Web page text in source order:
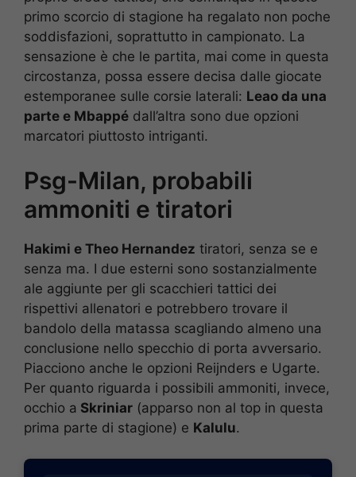
primo scorcio di stagione ha regalato non poche
soddisfazioni, soprattutto in campionato. La
sensazione è che le partita, mai come in questa
circostanza, possa essere decisa dalle giocate
estemporanee sulle corsie laterali: Leao da una
parte e Mbappé dall’altra sono due opzioni
marcatori piuttosto intriganti.
Psg-Milan, probabili
ammoniti e tiratori
Hakimi e Theo Hernandez tiratori, senza se e
senza ma. I due esterni sono sostanzialmente
ale aggiunte per gli scacchieri tattici dei
rispettivi allenatori e potrebbero trovare il
bandolo della matassa scagliando almeno una
conclusione nello specchio di porta avversario.
Piacciono anche le opzioni Reijnders e Ugarte.
Per quanto riguarda i possibili ammoniti, invece,
occhio a Skriniar (apparso non al top in questa
prima parte di stagione) e Kalulu.